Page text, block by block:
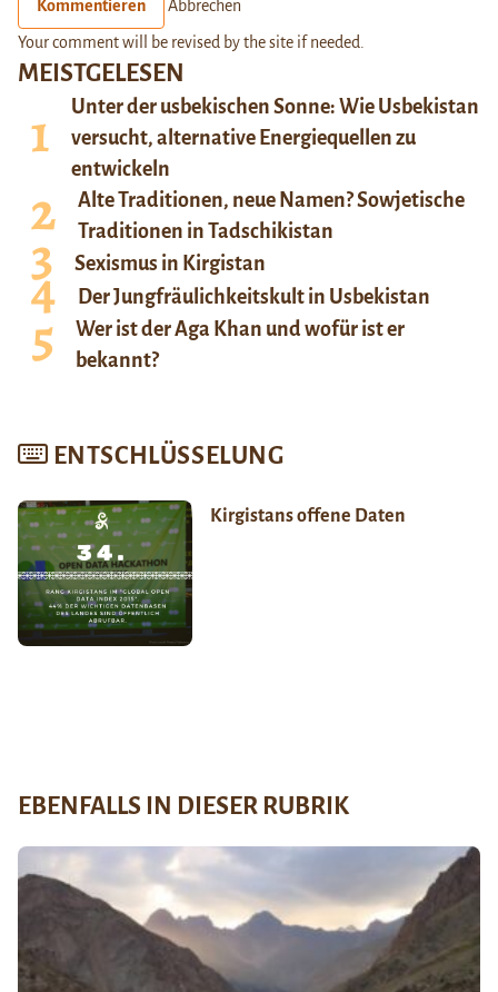
MEISTGELESEN
Unter der usbekischen Sonne: Wie Usbekistan
versucht, alternative Energiequellen zu
entwickeln
Alte Traditionen, neue Namen? Sowjetische
Traditionen in Tadschikistan
Sexismus in Kirgistan
Der Jungfräulichkeitskult in Usbekistan
Wer ist der Aga Khan und wofür ist er
bekannt?
ENTSCHLÜSSELUNG
Kirgistans offene Daten
Kommentieren Abbrechen
Your comment will be revised by the site if needed.
EBENFALLS IN DIESER RUBRIK